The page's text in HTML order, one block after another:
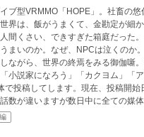
ブ型VRMMO「HOPE」。社畜の悠
界は、飯がうまくて、金勘定が細
くさい、できすぎた箱庭だった。 なぜ、この世界
まいのか。なぜ、NPCは泣くのか
ながら、世界の終焉をみる御伽噺。
小説家になろう」「カクヨム」「ア
で投稿してします。現在、投稿開始
数が違いますが数日中に全ての媒
にします。